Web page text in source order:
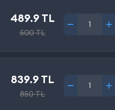
489.9 TL
500 TL
839.9 TL
850 TL